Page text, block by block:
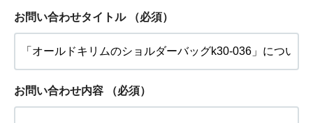
お問い合わせタイトル （必須）
お問い合わせ内容 （必須）